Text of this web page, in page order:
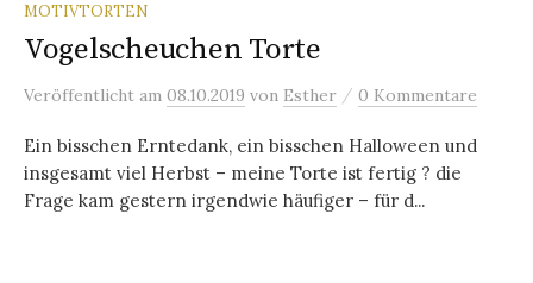
MOTIVTORTEN
Vogelscheuchen Torte
Veröffentlicht am 08.10.2019 von Esther / 0 Kommentare
Ein bisschen Erntedank, ein bisschen Halloween und
insgesamt viel Herbst – meine Torte ist fertig ? die
Frage kam gestern irgendwie häufiger – für d...